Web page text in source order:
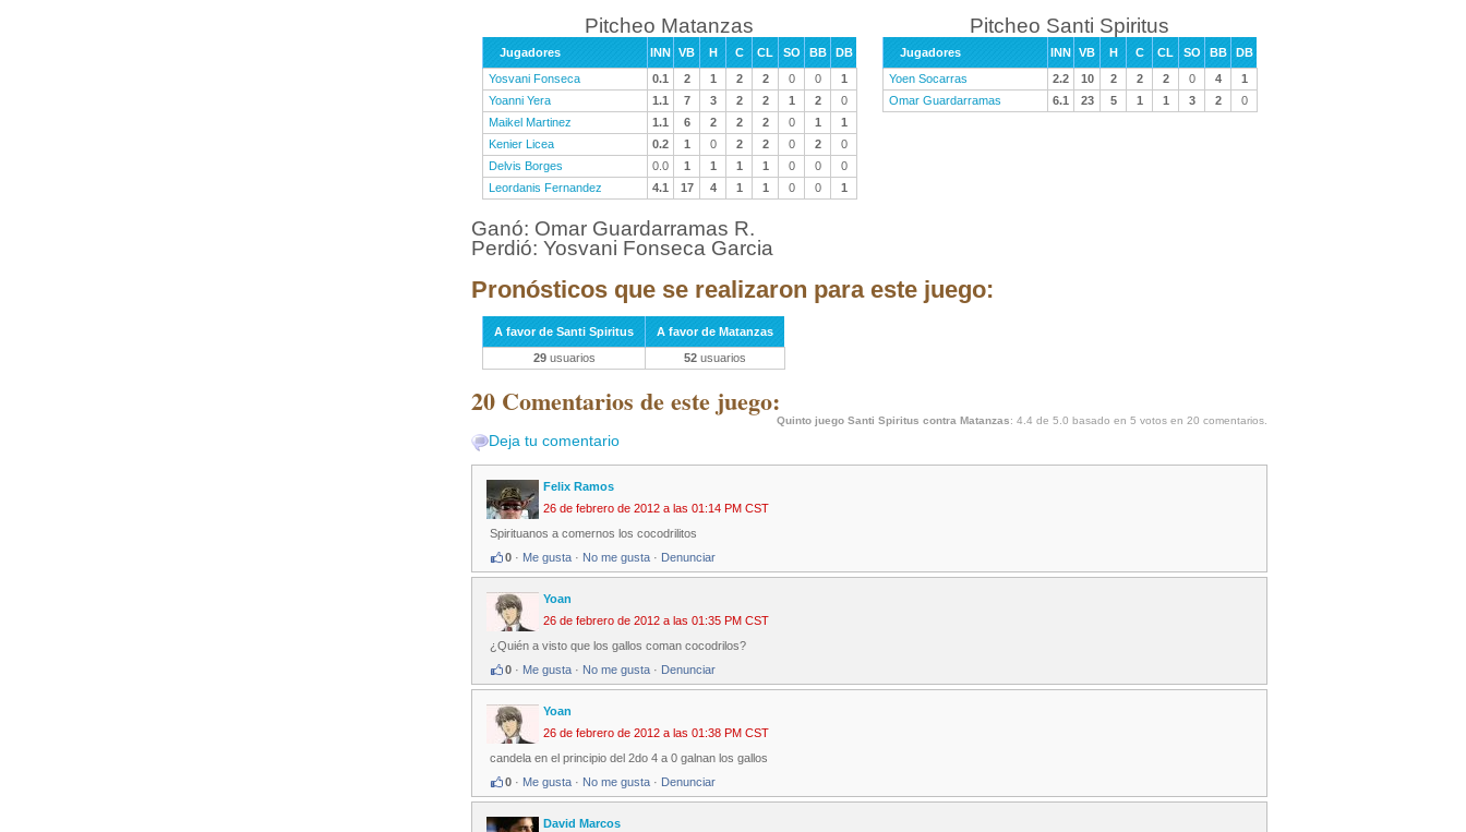
Pitcheo Matanzas
Jugadores INN VB H C CL SO BB
DB
Yosvani Fonseca
0.1 2 1 2 2 0 0
1
Yoanni Yera
1.1 7 3 2 2 1 2
0
Maikel Martinez
1.1 6 2 2 2 0 1
1
Kenier Licea
0.2 1 0 2 2 0 2
0
Delvis Borges
0.0 1 1 1 1 0 0
0
Leordanis Fernandez
4.1 17 4 1 1 0 0 1
Pitcheo Santi Spiritus
Jugadores INN VB H C CL SO BB
DB
Yoen Socarras
2.2 10 2 2 2 0 4
1
Omar Guardarramas
6.1 23 5 1 1 3 2 0
Ganó: Omar Guardarramas R.
Perdió: Yosvani Fonseca Garcia
Pronósticos que se realizaron para este juego:
A favor de Santi Spiritus
A favor de Matanzas
29usuarios 52 usuarios
20 Comentarios de este juego:
Quinto juego Santi Spiritus contra Matanzas: 4.4 de 5.0 basado en 5 votos en 20 comentarios.
Deja tu comentario
Felix Ramos
26 de febrero de 2012 a las 01:14 PM CST
Spirituanos a comernos los cocodrilitos
0 · Me gusta · No me gusta · Denunciar
Yoan
26 de febrero de 2012 a las 01:35 PM CST
¿Quién a visto que los gallos coman cocodrilos?
0 · Me gusta · No me gusta · Denunciar
Yoan
26 de febrero de 2012 a las 01:38 PM CST
candela en el principio del 2do 4 a 0 galnan los gallos
0 · Me gusta · No me gusta · Denunciar
David Marcos